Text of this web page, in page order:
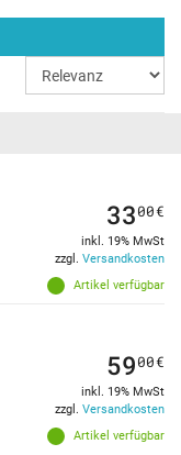
Artikel verfügbar
3300€
inkl. 19% MwSt
zzgl. Versandkosten
Artikel verfügbar
5900€
inkl. 19% MwSt
zzgl. Versandkosten